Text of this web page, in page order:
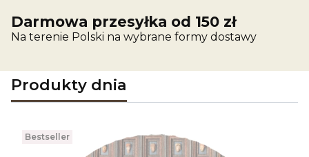
Darmowa przesyłka od 150 zł
Na terenie Polski na wybrane formy dostawy
Produkty dnia
Bestseller